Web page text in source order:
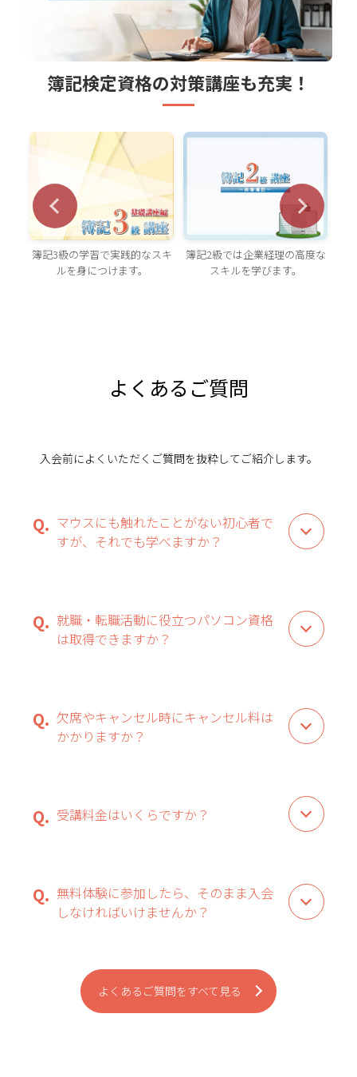
簿記検定資格の対策講座も充実！
簿記2級では企業経理の高度な
スキルを学びます。
原価計算初級の基本を学びま
す。
よくあるご質問
入会前によくいただくご質問を抜粋してご紹介します。
マウスにも触れたことがない初心者で
すが、それでも学べますか？
就職・転職活動に役立つパソコン資格
は取得できますか？
欠席やキャンセル時にキャンセル料は
かかりますか？
受講料金はいくらですか？
無料体験に参加したら、そのまま入会
しなければいけませんか？
よくあるご質問をすべて見る